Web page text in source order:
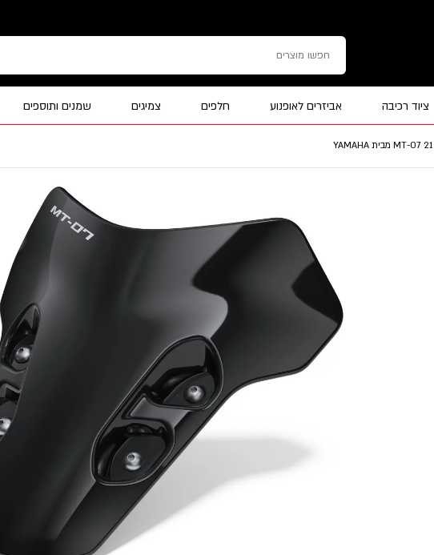
ציוד רכיבה אביזרים לאופנוע חלפים צמיגים שמנים ותוספים